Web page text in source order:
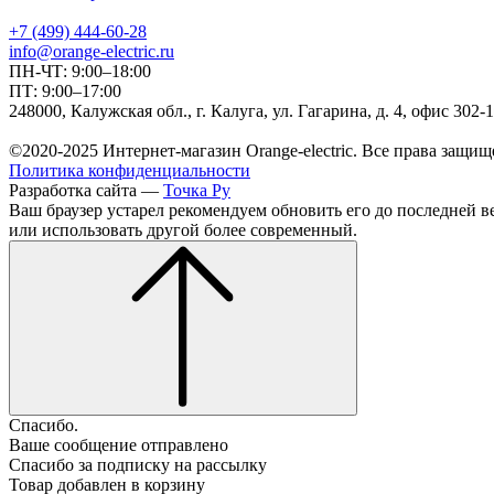
+7 (499) 444-60-28
info@orange-electric.ru
ПН-ЧТ: 9:00–18:00
ПТ: 9:00–17:00
248000, Калужская обл., г. Калуга, ул. Гагарина, д. 4, офис 302-
©2020-2025 Интернет-магазин Orange-electric. Все права
Политика конфиденциальности
Разработка сайта — Точка Ру
Ваш браузер устарел рекомендуем обновить его до последней
или использовать другой более современный.
Спасибо.
Ваше сообщение отправлено
Спасибо за подписку на рассылку
Товар добавлен в корзину